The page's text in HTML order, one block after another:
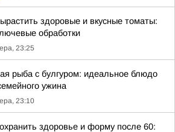
здоровые и вкусные томаты:
обработки
23:25
рыба с булгуром: идеальное блюдо
ужина
23:10
здоровье и форму после 60: